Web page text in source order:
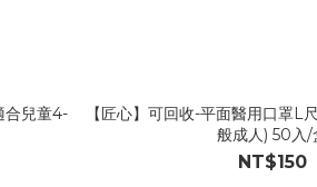
合兒童4-
【匠心】可回收-平面醫用口罩L
般成人) 50入/
NT$150